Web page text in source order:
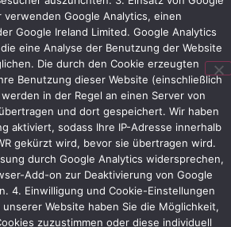
Nächster
verwenden Google Analytics, einen
Google Ireland Limited. Google Analytics
eine Analyse der Benutzung der Website
Die durch den Cookie erzeugten
Benutzung dieser Website (einschließlich
in der Regel an einen Server von
und dort gespeichert. Wir haben
aktiviert, sodass Ihre IP-Adresse innerhalb
gekürzt wird, bevor sie übertragen wird.
durch Google Analytics widersprechen,
Add-on zur Deaktivierung von Google
4. Einwilligung und Cookie-Einstellungen
Website haben Sie die Möglichkeit,
zuzustimmen oder diese individuell